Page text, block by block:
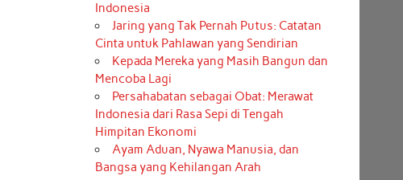
Indonesia
Jaring yang Tak Pernah Putus: Catatan
Cinta untuk Pahlawan yang Sendirian
Kepada Mereka yang Masih Bangun dan
Mencoba Lagi
Persahabatan sebagai Obat: Merawat
Indonesia dari Rasa Sepi di Tengah
Himpitan Ekonomi
Ayam Aduan, Nyawa Manusia, dan
Bangsa yang Kehilangan Arah